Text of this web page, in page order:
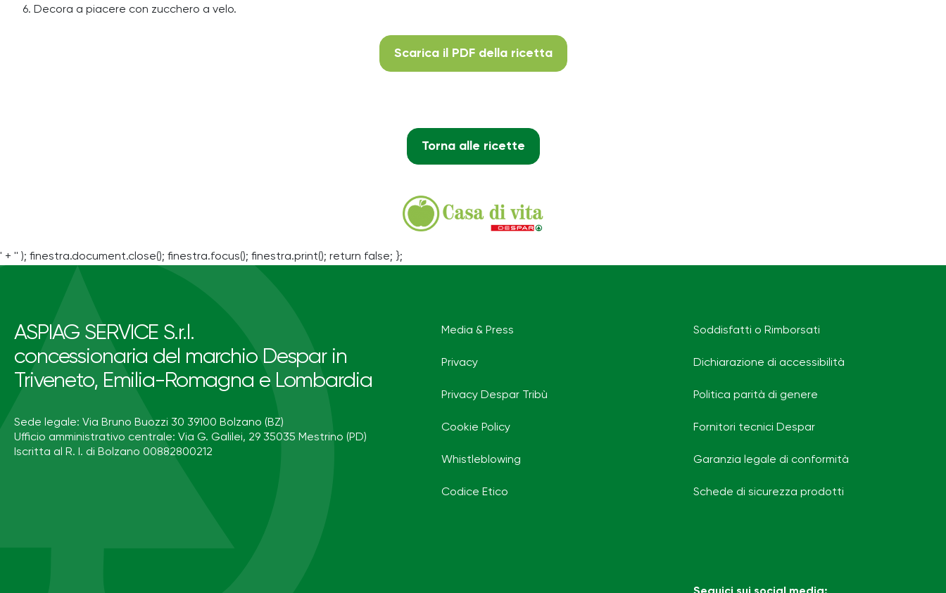
6. Decora a piacere con zucchero a velo.
Scarica il PDF della ricetta
Torna alle ricette
' + '' ); finestra.document.close(); finestra.focus(); finestra.print(); return false; };
ASPIAG SERVICE S.r.l.
concessionaria del marchio Despar in
Triveneto, Emilia-Romagna e Lombardia
Sede legale: Via Bruno Buozzi 30 39100 Bolzano (BZ)
Ufficio amministrativo centrale: Via G. Galilei, 29 35035 Mestrino (PD)
Iscritta al R. I. di Bolzano 00882800212
Media & Press
Privacy
Privacy Despar Tribù
Cookie Policy
Whistleblowing
Codice Etico
Soddisfatti o Rimborsati
Dichiarazione di accessibilità
Politica parità di genere
Fornitori tecnici Despar
Garanzia legale di conformità
Schede di sicurezza prodotti